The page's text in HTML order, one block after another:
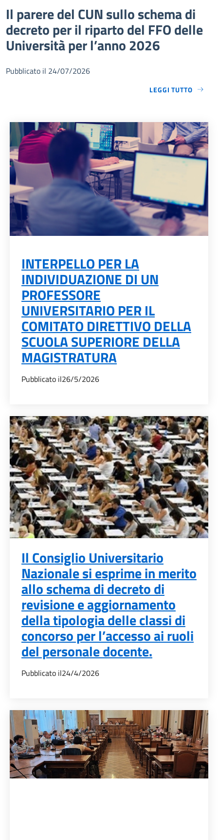
Il parere del CUN sullo schema di
decreto per il riparto del FFO delle
Università per l’anno 2026
Pubblicato il 24/07/2026
LEGGI TUTTO
INTERPELLO PER LA
INDIVIDUAZIONE DI UN
PROFESSORE
UNIVERSITARIO PER IL
COMITATO DIRETTIVO DELLA
SCUOLA SUPERIORE DELLA
MAGISTRATURA
Pubblicato il26/5/2026
Il Consiglio Universitario
Nazionale si esprime in merito
allo schema di decreto di
revisione e aggiornamento
della tipologia delle classi di
concorso per l’accesso ai ruoli
del personale docente.
Pubblicato il24/4/2026